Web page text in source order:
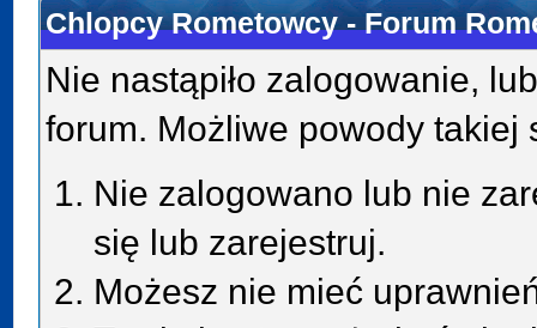
Chlopcy Rometowcy - Forum
Nie nastąpiło zalogowanie,
forum. Możliwe powody takiej
Nie zalogowano lub nie
się lub zarejestruj.
Możesz nie mieć